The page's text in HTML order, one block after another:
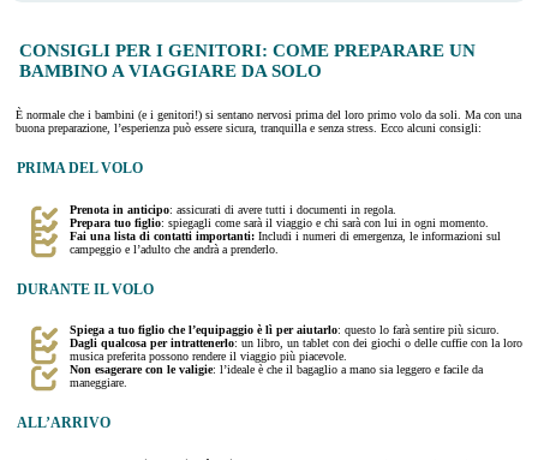
CONSIGLI PER I GENITORI: COME PREPARARE UN
BAMBINO A VIAGGIARE DA SOLO
È normale che i bambini (e i genitori!) si sentano nervosi prima del loro primo volo da soli. Ma con una
buona preparazione, l’esperienza può essere sicura, tranquilla e senza stress. Ecco alcuni consigli:
PRIMA DEL VOLO
Prenota in anticipo: assicurati di avere tutti i documenti in regola.
Prepara tuo figlio: spiegagli come sarà il viaggio e chi sarà con lui in ogni momento.
Fai una lista di contatti importanti: Includi i numeri di emergenza, le informazioni sul
campeggio e l’adulto che andrà a prenderlo.
DURANTE IL VOLO
Spiega a tuo figlio che l’equipaggio è lì per aiutarlo: questo lo farà sentire più sicuro.
Dagli qualcosa per intrattenerlo: un libro, un tablet con dei giochi o delle cuffie con la loro
musica preferita possono rendere il viaggio più piacevole.
Non esagerare con le valigie: l’ideale è che il bagaglio a mano sia leggero e facile da
maneggiare.
ALL’ARRIVO